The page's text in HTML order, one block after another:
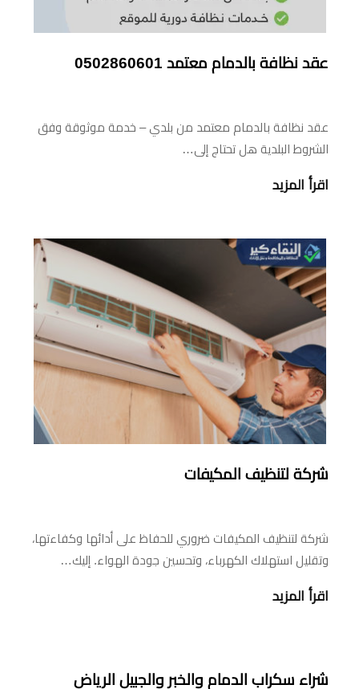
عقد نظافة بالدمام معتمد 0502860601
عقد نظافة بالدمام معتمد من بلدي – خدمة موثوقة وفق
الشروط البلدية هل تحتاج إلى…
اقرأ المزيد
شركة لتنظيف المكيفات
شركة لتنظيف المكيفات ضروري للحفاظ على أدائها وكفاءتها،
وتقليل استهلاك الكهرباء، وتحسين جودة الهواء. إليك…
اقرأ المزيد
شراء سكراب الدمام والخبر والجبيل الرياض